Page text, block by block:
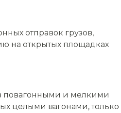
отправок грузов,
на открытых площадках
повагонными и мелкими
целыми вагонами, только